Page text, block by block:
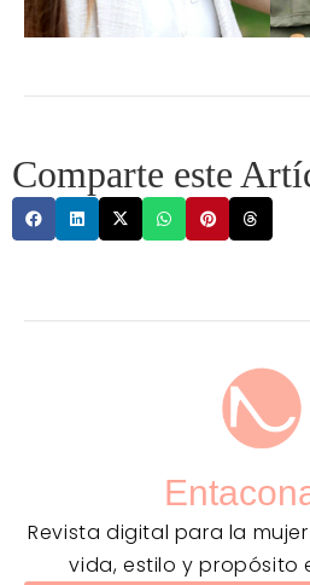
Comparte este
Revista digital para la
vida, estilo y propósito